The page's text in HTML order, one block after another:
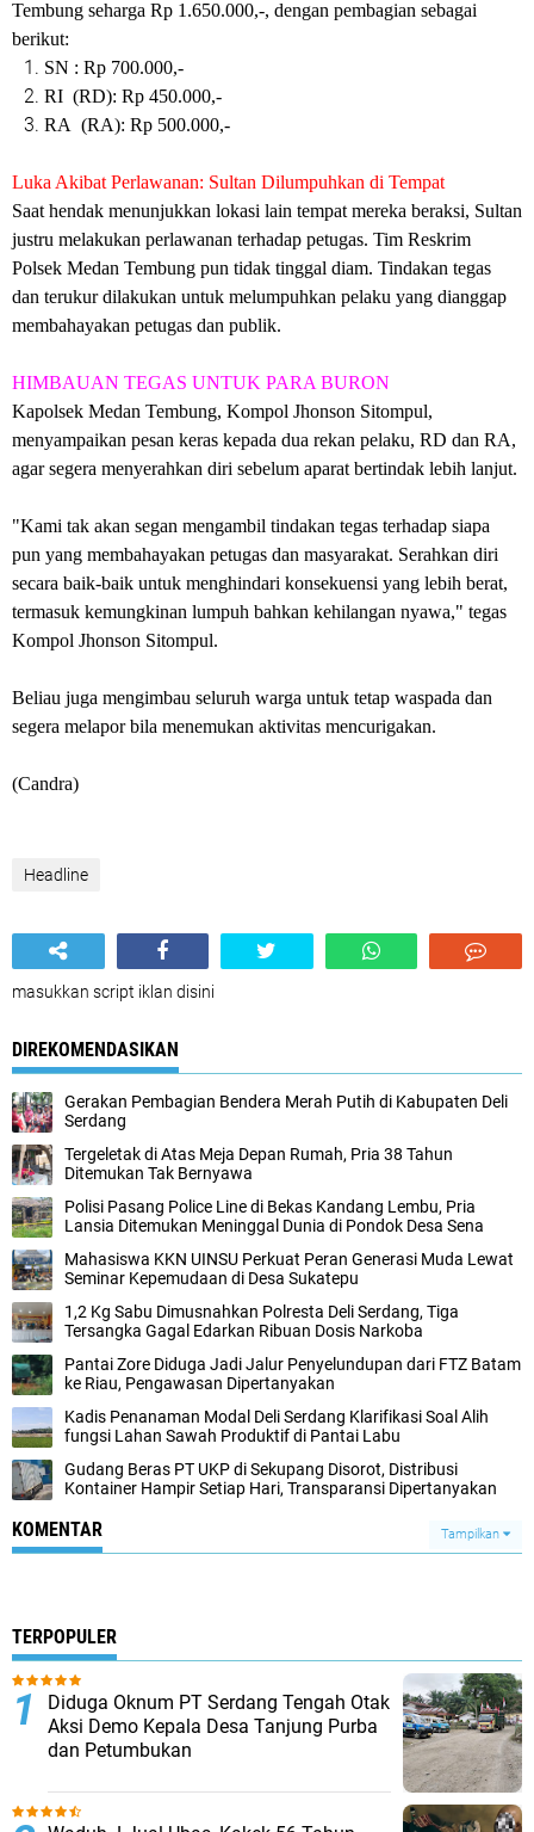
Tembung seharga Rp 1.650.000,-, dengan pembagian sebagai
berikut:
SN : Rp 700.000,-
RI (RD): Rp 450.000,-
RA (RA): Rp 500.000,-
Luka Akibat Perlawanan: Sultan Dilumpuhkan di Tempat
Saat hendak menunjukkan lokasi lain tempat mereka beraksi, Sultan
justru melakukan perlawanan terhadap petugas. Tim Reskrim
Polsek Medan Tembung pun tidak tinggal diam. Tindakan tegas
dan terukur dilakukan untuk melumpuhkan pelaku yang dianggap
membahayakan petugas dan publik.
HIMBAUAN TEGAS UNTUK PARA BURON
Kapolsek Medan Tembung, Kompol Jhonson Sitompul,
menyampaikan pesan keras kepada dua rekan pelaku, RD dan RA,
agar segera menyerahkan diri sebelum aparat bertindak lebih lanjut.
"Kami tak akan segan mengambil tindakan tegas terhadap siapa
pun yang membahayakan petugas dan masyarakat. Serahkan diri
secara baik-baik untuk menghindari konsekuensi yang lebih berat,
termasuk kemungkinan lumpuh bahkan kehilangan nyawa," tegas
Kompol Jhonson Sitompul.
Beliau juga mengimbau seluruh warga untuk tetap waspada dan
segera melapor bila menemukan aktivitas mencurigakan.
(Candra)
Headline
masukkan script iklan disini
DIREKOMENDASIKAN
Gerakan Pembagian Bendera Merah Putih di Kabupaten Deli
Serdang
Tergeletak di Atas Meja Depan Rumah, Pria 38 Tahun
Ditemukan Tak Bernyawa
Polisi Pasang Police Line di Bekas Kandang Lembu, Pria
Lansia Ditemukan Meninggal Dunia di Pondok Desa Sena
Mahasiswa KKN UINSU Perkuat Peran Generasi Muda Lewat
Seminar Kepemudaan di Desa Sukatepu
1,2 Kg Sabu Dimusnahkan Polresta Deli Serdang, Tiga
Tersangka Gagal Edarkan Ribuan Dosis Narkoba
Pantai Zore Diduga Jadi Jalur Penyelundupan dari FTZ Batam
ke Riau, Pengawasan Dipertanyakan
Kadis Penanaman Modal Deli Serdang Klarifikasi Soal Alih
fungsi Lahan Sawah Produktif di Pantai Labu
Gudang Beras PT UKP di Sekupang Disorot, Distribusi
Kontainer Hampir Setiap Hari, Transparansi Dipertanyakan
KOMENTAR Tampilkan
TERPOPULER
Diduga Oknum PT Serdang Tengah Otak
Aksi Demo Kepala Desa Tanjung Purba
dan Petumbukan